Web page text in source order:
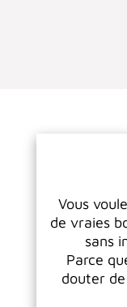
Vous
de vraies
sans
Parce
douter